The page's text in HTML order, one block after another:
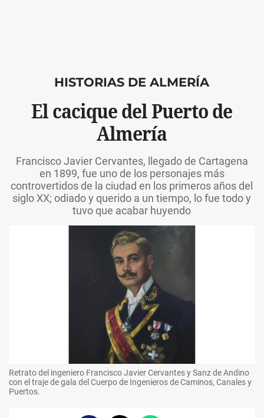
HISTORIAS DE ALMERÍA
El cacique del Puerto de
Almería
Francisco Javier Cervantes, llegado de Cartagena
en 1899, fue uno de los personajes más
controvertidos de la ciudad en los primeros años del
siglo XX; odiado y querido a un tiempo, lo fue todo y
tuvo que acabar huyendo
Retrato del ingeniero Francisco Javier Cervantes y Sanz de Andino
con el traje de gala del Cuerpo de Ingenieros de Caminos, Canales y
Puertos.